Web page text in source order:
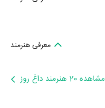
معرفی هنرمند
مشاهده 20 هنرمند داغ روز